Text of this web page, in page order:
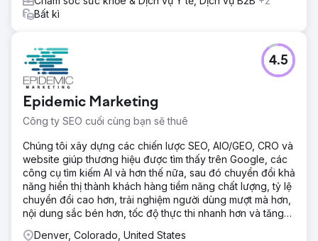
Bất kì
Epidemic Marketing
Công ty SEO cuối cùng bạn sẽ thuê
4.5
Chúng tôi xây dựng các chiến lược SEO, AIO/GEO, CRO và
website giúp thương hiệu được tìm thấy trên Google, các
công cụ tìm kiếm AI và hơn thế nữa, sau đó chuyển đổi khả
năng hiển thị thành khách hàng tiềm năng chất lượng, tỷ lệ
chuyển đổi cao hơn, trải nghiệm người dùng mượt mà hơn,
nội dung sắc bén hơn, tốc độ thực thi nhanh hơn và tăng
Denver, Colorado, United States